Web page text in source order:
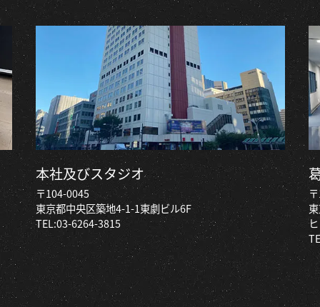
本社及びスタジオ
〒104-0045
東京都中央区築地4-1-1東劇ビル6F
TEL:03-6264-3815